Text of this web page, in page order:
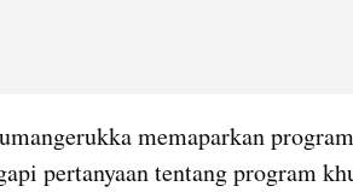
memaparkan
pertanyaan tentang program